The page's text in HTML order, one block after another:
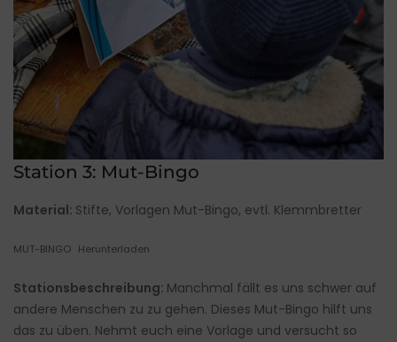
Station 3: Mut-Bingo
Material: Stifte, Vorlagen Mut-Bingo, evtl. Klemmbretter
MUT-BINGO Herunterladen
Stationsbeschreibung: Manchmal fällt es uns schwer auf
andere Menschen zu zu gehen. Dieses Mut-Bingo hilft uns
das zu üben. Nehmt euch eine Vorlage und versucht so